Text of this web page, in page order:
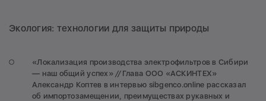
Экология: технологии для защиты природы
«Локализация производства электрофильтров в Сибири
— наш общий успех» //Глава ООО «АСКИНТЕХ»
Александр Коптев в интервью sibgenco.online рассказал
об импортозамещении, преимуществах рукавных и